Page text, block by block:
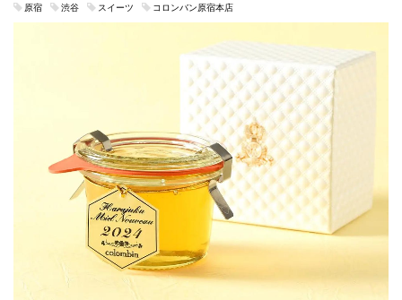
原宿 渋谷 スイーツ コロンバン原宿本店